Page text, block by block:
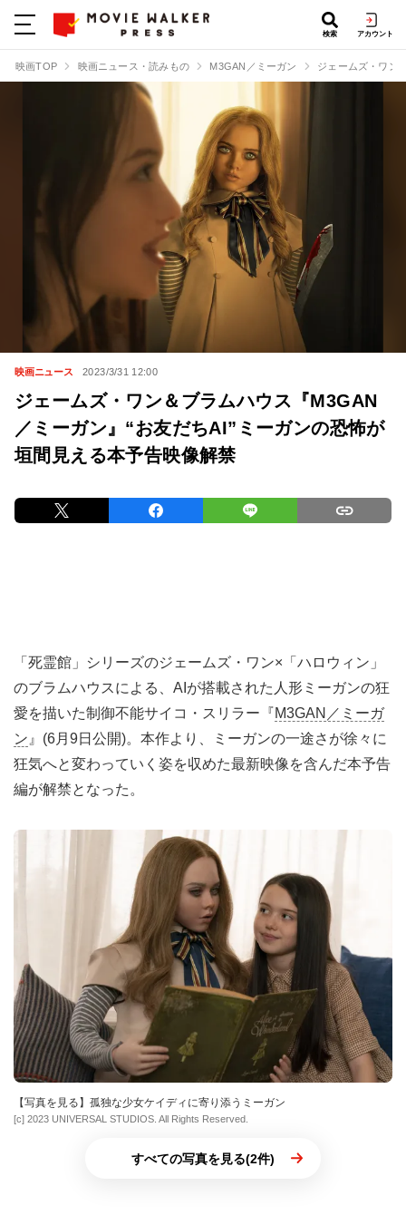
検索 アカウント
映画TOP 映画ニュース・読みもの M3GAN／ミーガン ジェームズ・ワン
映画ニュース 2023/3/31 12:00
ジェームズ・ワン＆ブラムハウス『M3GAN
／ミーガン』“お友だちAI”ミーガンの恐怖が
垣間見える本予告映像解禁
「死霊館」シリーズのジェームズ・ワン×「ハロウィン」
のブラムハウスによる、AIが搭載された人形ミーガンの狂
愛を描いた制御不能サイコ・スリラー『M3GAN／ミーガ
ン 』(6月9日公開)。本作より、ミーガンの一途さが徐々に
狂気へと変わっていく姿を収めた最新映像を含んだ本予告
編が解禁となった。
【写真を見る】孤独な少女ケイディに寄り添うミーガン
[c] 2023 UNIVERSAL STUDIOS. All Rights Reserved.
すべての写真を見る(2件)